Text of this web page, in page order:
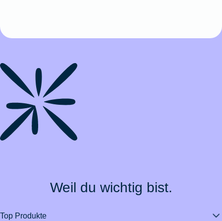
Weil du wichtig bist.
Top Produkte